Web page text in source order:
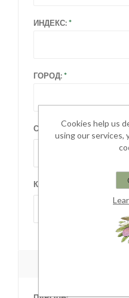
ИНДЕКС:
ГОРОД:
СТРАНА:
КРАЙ/ОБЛАСТЬ:
Cookies help us
using our services,